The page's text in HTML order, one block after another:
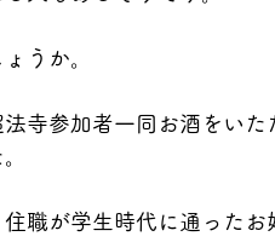
うか。
寺参加者一同お酒をいた
職が学生時代に通ったお